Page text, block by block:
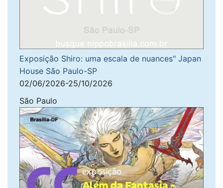
Exposição Shiro: uma escala de nuances" Japan
House São Paulo-SP
02/06/2026-25/10/2026
São Paulo